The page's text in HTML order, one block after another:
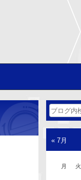
月 火
« 7月